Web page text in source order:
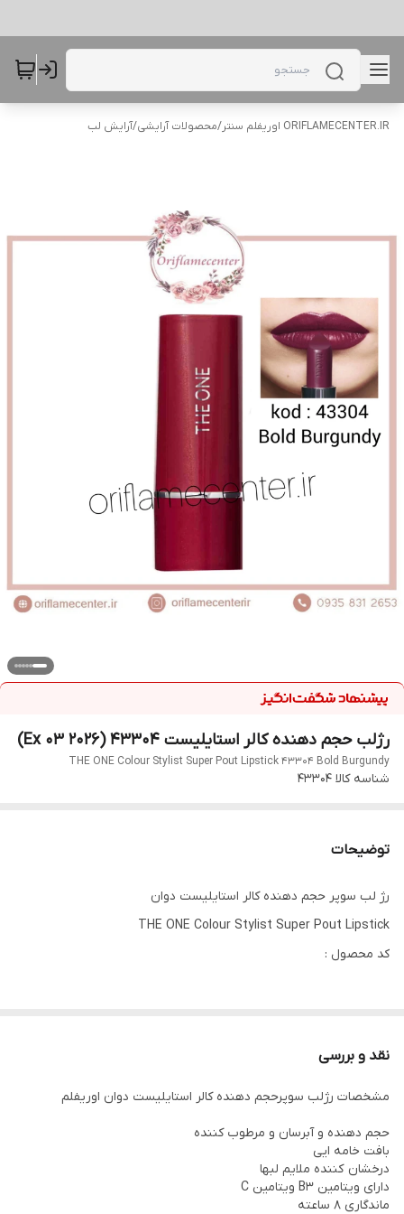
ORIFLAMECENTER.IR اوریفلم سنتر /محصولات آرایشی/آرایش لب
رژلب حجم دهنده کالر استایلیست 43304 (Ex 03 2026)
THE ONE Colour Stylist Super Pout Lipstick 43304 Bold Burgundy
شناسه کالا 43304
توضیحات
رژ لب سوپر حجم دهنده کالر استایلیست دوان
THE ONE Colour Stylist Super Pout Lipstick
کد محصول :
یک فرمول خامه ای غنی شده با مرواریدهای ستاره مانند است که
درخشندگی ملایمی برای جلوه نوری و حجم دهنده گی ایجاد می‌کند.
حاوی رنگدانه های قوی
نقد و بررسی
مشخصات رژلب سوپرحجم دهنده کالر استایلیست دوان اوریفلم
حجم دهنده و آبرسان و مرطوب کننده
بافت خامه ایی
درخشان کننده ملایم لبها
دارای ویتامین B3 ویتامین C
ماندگاری 8 ساعته